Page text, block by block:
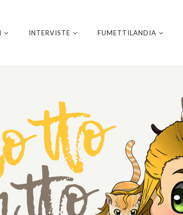
INTERVISTE FUMETTILANDIA